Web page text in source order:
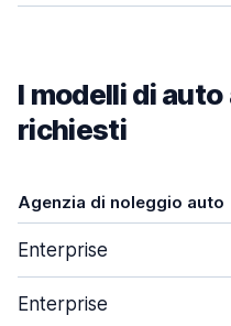
I modelli di
richiesti
Agenzia di noleggio auto
Enterprise
Enterprise